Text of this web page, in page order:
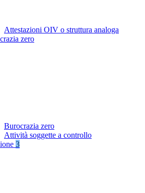
Attestazioni OIV o struttura analoga
zero
Burocrazia zero
Attività soggette a controllo
3